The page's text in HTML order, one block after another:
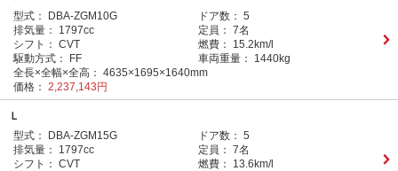
型式：
DBA-ZGM10G ドア数： 5
排気量：
1797cc 定員： 7名
シフト： CVT 燃費：
15.2km/l
駆動方式：
FF 車両重量：
1440kg
全長×全幅×全高： 4635×1695×1640mm
価格： 2,237,143円
Ｌ
型式：
DBA-ZGM15G ドア数： 5
排気量：
1797cc 定員： 7名
シフト： CVT 燃費：
13.6km/l